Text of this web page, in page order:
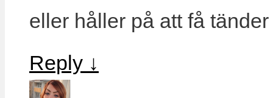
eller håller på att få
Reply ↓